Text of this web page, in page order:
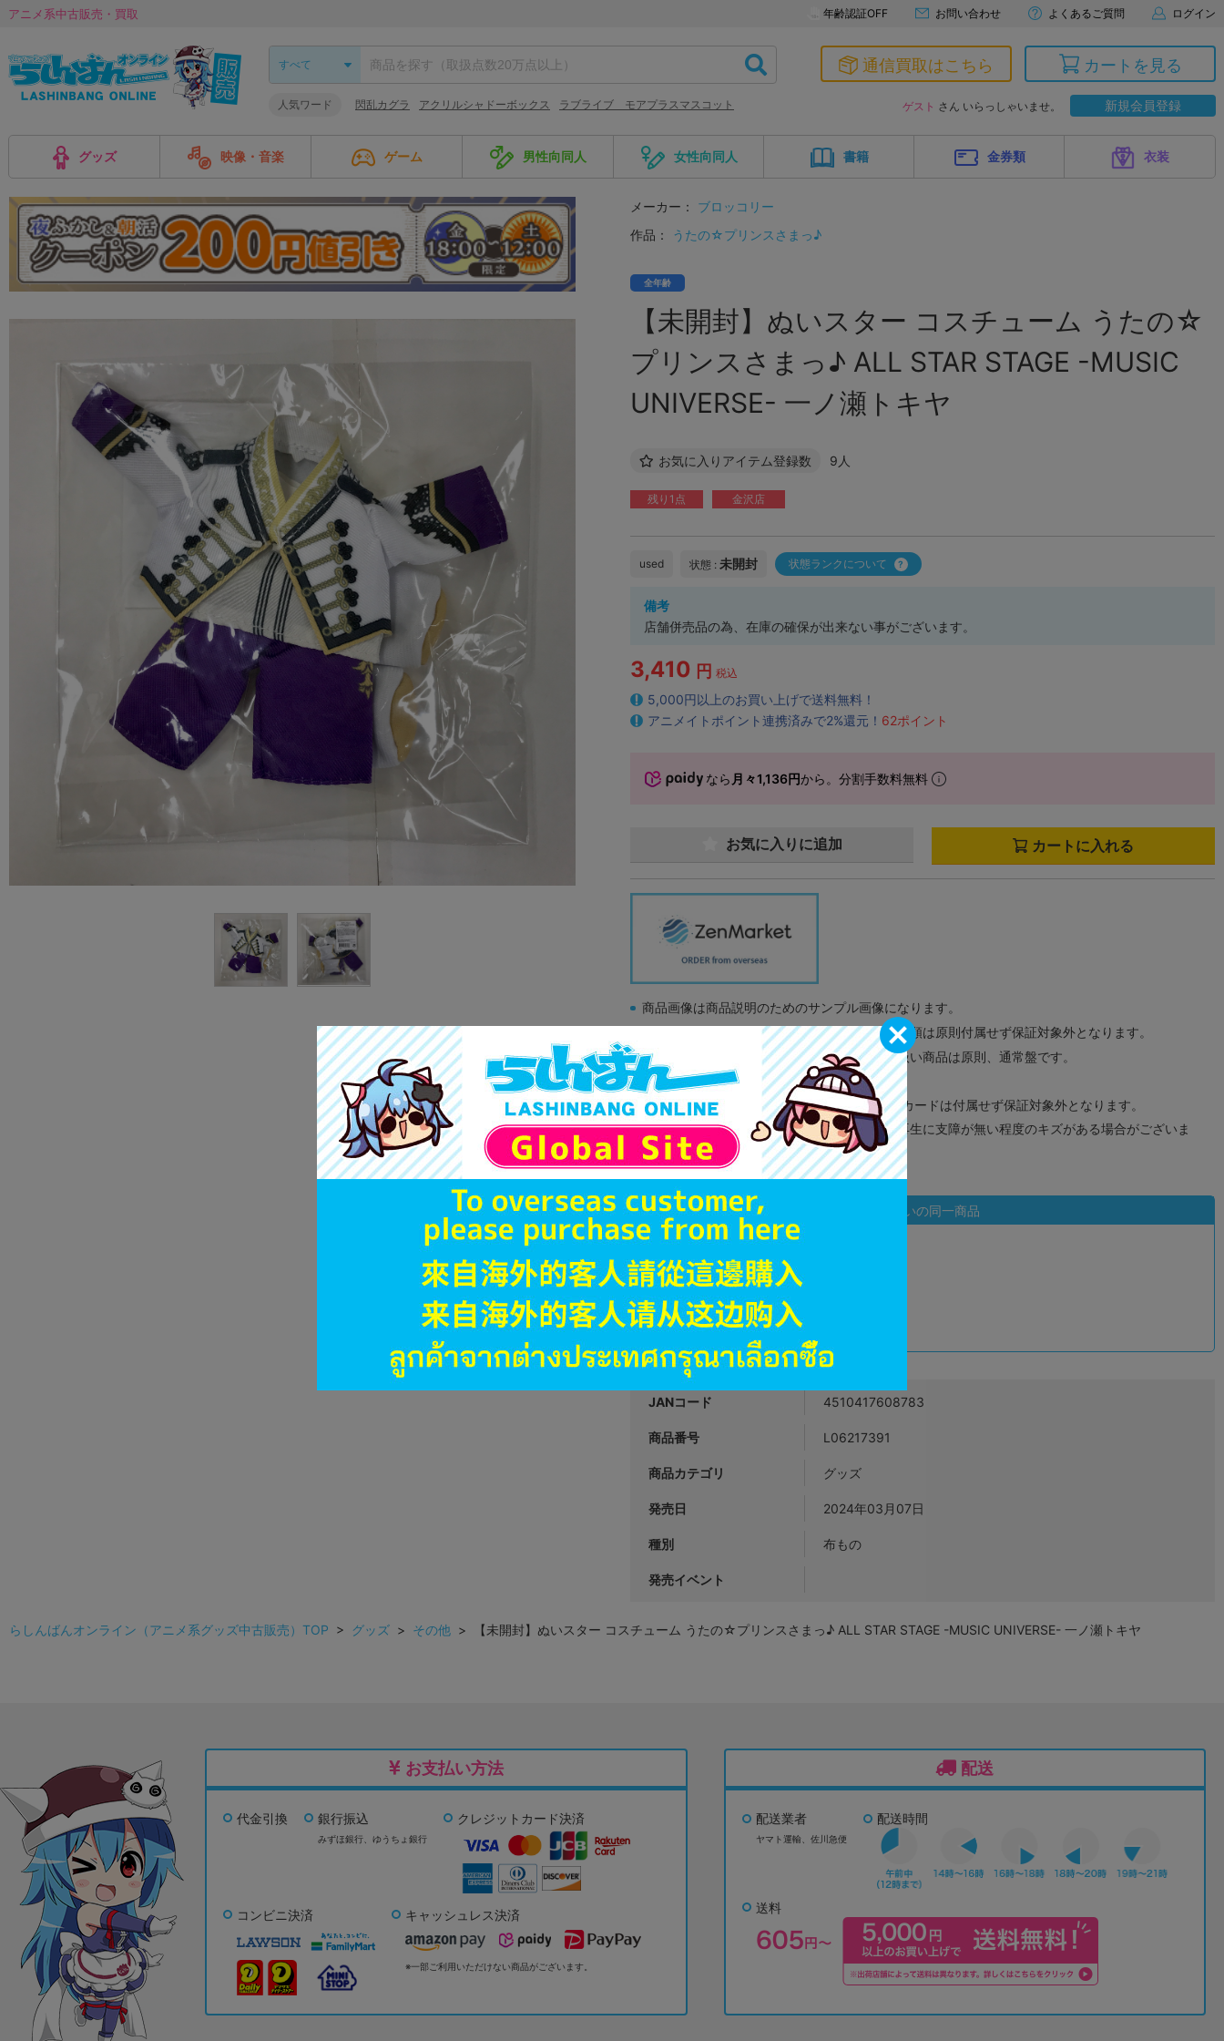
アニメ系中古販売・買取 年齢認証OFF お問い合わせ よくあるご質問 ログイン
人気ワード 閃乱カグラ アクリルシャドーボックス ラブライブ モアプラスマスコット
通信買取はこちら カートを見る
ゲスト さん いらっしゃいませ。 新規会員登録
グッズ 映像・音楽 ゲーム 男性向同人 女性向同人 書籍 金券類 衣装
メーカー：
ブロッコリー
作品：
うたの☆プリンスさまっ♪
全年齢
【未開封】ぬいスター コスチューム うたの☆
プリンスさまっ♪ ALL STAR STAGE -MUSIC
UNIVERSE- 一ノ瀬トキヤ
お気に入りアイテム登録数 9人
残り1点 金沢店
used 状態 : 未開封 状態ランクについて
備考
店舗併売品の為、在庫の確保が出来ない事がございます。
3,410 円 税込
5,000円以上のお買い上げで送料無料！
アニメイトポイント連携済みで2%還元！ 62ポイント
なら 月々1,136円から。分割手数料無料
カートに入れる
お気に入りに追加
商品画像は商品説明のためのサンプル画像になります。
販促物、書籍の帯やぬいぐるみのタグ、コード類は原則付属せず保証対象外となります。
商品名や備考欄に特別な記載が無い限り取り扱い商品は原則、通常盤です。
「電池」は原則として保証対象外となります。
ゲーム機本体には、SDカードなどのメモリーカードは付属せず保証対象外となります。
ディスク類の読み取り面のキズに関しまして再生に支障が無い程度のキズがある場合がございま
す。
※詳細につきましてはコチラ
状態違いの同一商品
オンライン
2,290
JANコード 4510417608783
商品番号 L06217391
商品カテゴリ グッズ
発売日 2024年03月07日
種別 布もの
発売イベント
らしんばんオンライン（アニメ系グッズ中古販売）TOP > グッズ > その他 > 【未開封】ぬいスター コスチューム うたの☆プリンスさまっ♪ ALL STAR STAGE -MUSIC UNIVERSE- 一ノ瀬トキヤ
お支払い方法
代金引換 銀行振込
みずほ銀行、 ゆうちょ銀行
クレジットカード決済
コンビニ決済 キャッシュレス決済
※一部ご利用いただけない商品がございます。
配送
配送業者
ヤマト運輸、佐川急便
配送時間
送料